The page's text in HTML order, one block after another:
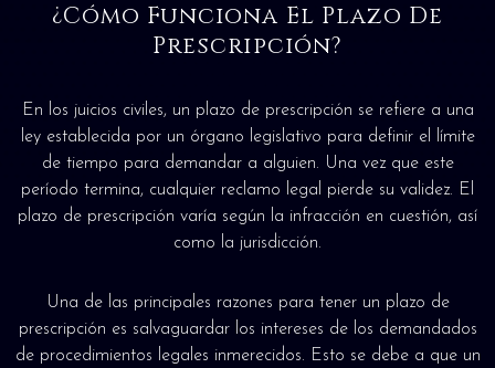
¿Cómo Funciona El Plazo De
Prescripción?
En los juicios civiles, un plazo de prescripción se refiere a una
ley establecida por un órgano legislativo para definir el límite
de tiempo para demandar a alguien. Una vez que este
período termina, cualquier reclamo legal pierde su validez. El
plazo de prescripción varía según la infracción en cuestión, así
como la jurisdicción.
Una de las principales razones para tener un plazo de
prescripción es salvaguardar los intereses de los demandados
de procedimientos legales inmerecidos. Esto se debe a que un